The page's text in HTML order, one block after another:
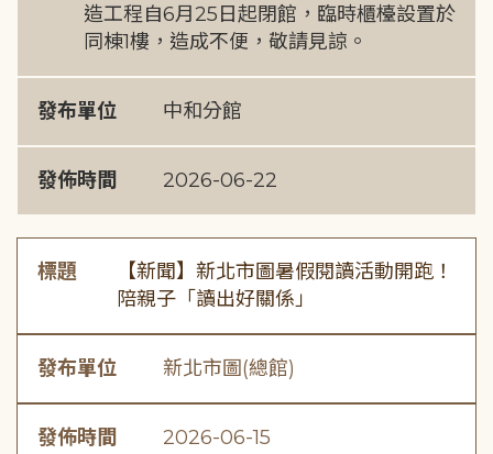
造工程自6月25日起閉館，臨時櫃檯設置於
同棟1樓，造成不便，敬請見諒。
發布單位 中和分館
發佈時間 2026-06-22
標題
【新聞】新北市圖暑假閱讀活動開跑！
陪親子「讀出好關係」
發布單位 新北市圖(總館)
發佈時間 2026-06-15